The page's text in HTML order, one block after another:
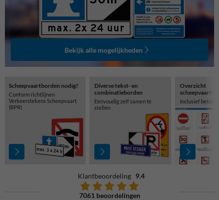
Bekijk alle mogelijkheden
Scheepvaartborden nodig?
Conform richtlijnen
Verkeerstekens Scheepvaart
(BPR)
Diverse tekst- en
combinatieborden
Eenvoudig zelf samen te
stellen
Overzicht
Inclusief
Klantbeoordeling 9.4
7061 beoordelingen